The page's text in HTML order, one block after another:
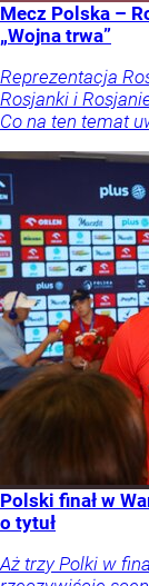
Mecz Polska –
„Wojna trwa”
Reprezentacja
Rosjanki i
Co na ten temat
Polski finał w
o tytuł
Aż trzy Polki w